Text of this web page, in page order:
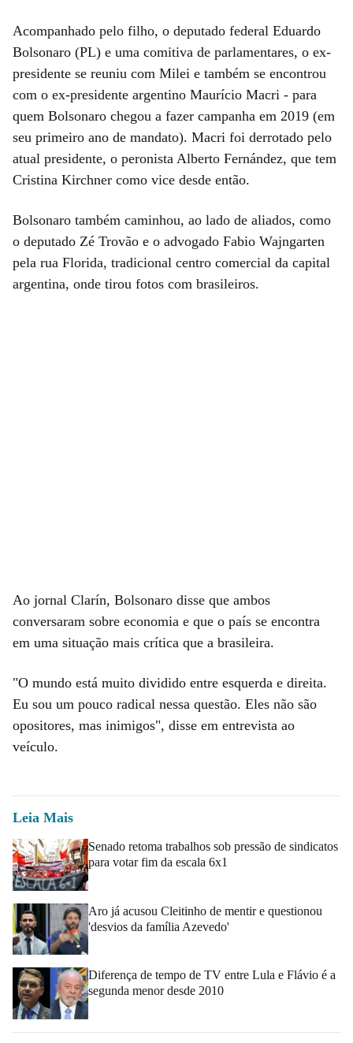
Acompanhado pelo filho, o deputado federal Eduardo
Bolsonaro (PL) e uma comitiva de parlamentares, o ex-
presidente se reuniu com Milei e também se encontrou
com o ex-presidente argentino Maurício Macri - para
quem Bolsonaro chegou a fazer campanha em 2019 (em
seu primeiro ano de mandato). Macri foi derrotado pelo
atual presidente, o peronista Alberto Fernández, que tem
Cristina Kirchner como vice desde então.
Bolsonaro também caminhou, ao lado de aliados, como
o deputado Zé Trovão e o advogado Fabio Wajngarten
pela rua Florida, tradicional centro comercial da capital
argentina, onde tirou fotos com brasileiros.
Ao jornal Clarín, Bolsonaro disse que ambos
conversaram sobre economia e que o país se encontra
em uma situação mais crítica que a brasileira.
"O mundo está muito dividido entre esquerda e direita.
Eu sou um pouco radical nessa questão. Eles não são
opositores, mas inimigos", disse em entrevista ao
veículo.
Leia Mais
Senado retoma trabalhos sob pressão de sindicatos
para votar fim da escala 6x1
Aro já acusou Cleitinho de mentir e questionou
'desvios da família Azevedo'
Diferença de tempo de TV entre Lula e Flávio é a
segunda menor desde 2010